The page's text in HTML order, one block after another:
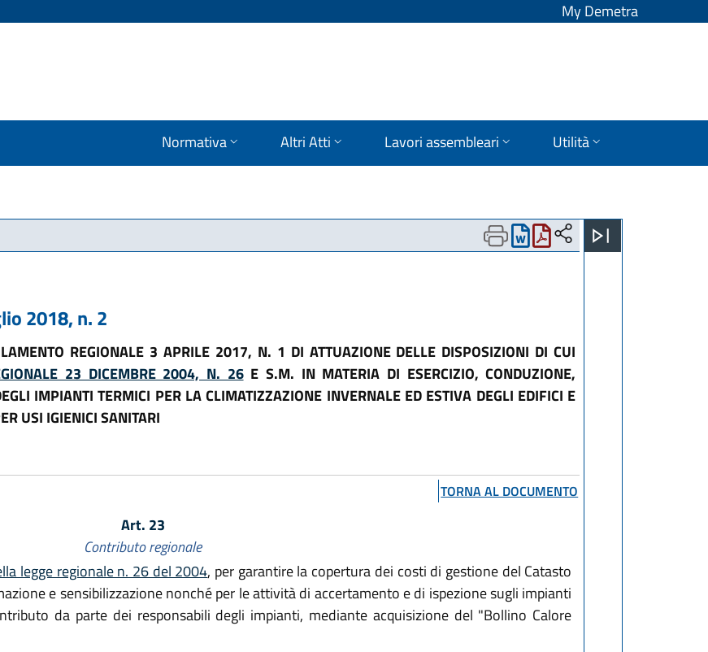
My Demetra
Normativa Altri Atti Lavori assembleari Utilità
2018, n. 2
REGIONALE 3 APRILE 2017, N. 1 DI ATTUAZIONE DELLE DISPOSIZIONI DI CUI
23 DICEMBRE 2004, N. 26E S.M. IN MATERIA DI ESERCIZIO, CONDUZIONE,
IMPIANTI TERMICI PER LA CLIMATIZZAZIONE INVERNALE ED ESTIVA DEGLI EDIFICI E
USI IGIENICI SANITARI
TORNA AL DOCUMENTO
Art. 23
Contributo regionale
legge regionale n. 26 del 2004, per garantire la copertura dei costi di gestione del Catasto
e sensibilizzazione nonché per le attività di accertamento e di ispezione sugli impianti
da parte dei responsabili degli impianti, mediante acquisizione del "Bollino Calore